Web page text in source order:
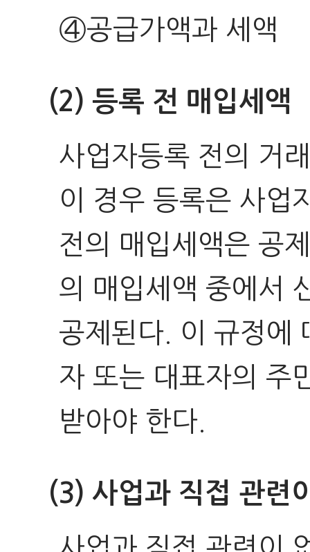
④공급가액과 세액
(2) 등록 전 매입세액
사업자등록 전의 거
이 경우 등록은 사업
전의 매입세액은 공
의 매입세액 중에서
공제된다. 이 규정에
자 또는 대표자의 주
받아야 한다.
(3) 사업과 직접 관련